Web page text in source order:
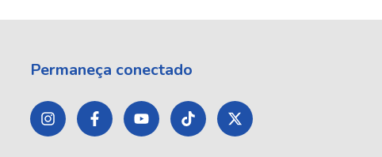
Permaneça conectado